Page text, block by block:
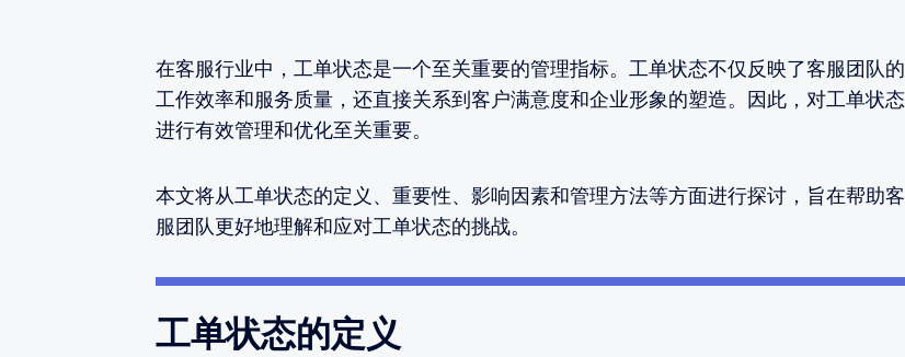
在客服行业中，工单状态是一个至关重要的管理指标。工单状态不仅反映了客服团队的
工作效率和服务质量，还直接关系到客户满意度和企业形象的塑造。因此，对工单状态
进行有效管理和优化至关重要。
本文将从工单状态的定义、重要性、影响因素和管理方法等方面进行探讨，旨在帮助客
服团队更好地理解和应对工单状态的挑战。
工单状态的定义